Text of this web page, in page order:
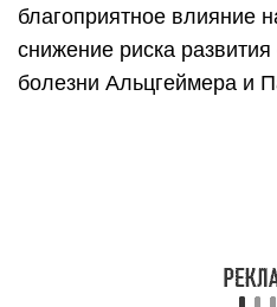
благоприятное влияние
снижение риска
болезни Альцгеймера и